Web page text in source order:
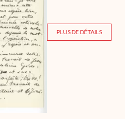
PLUS DE DÉTAILS